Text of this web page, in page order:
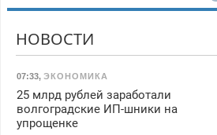
НОВОСТИ
07:33, ЭКОНОМИКА
25 млрд рублей заработали
волгоградские ИП-шники на
упрощенке